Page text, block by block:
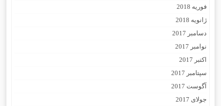
فوریه 2018
ژانویه 2018
دسامبر 2017
نوامبر 2017
اکتبر 2017
سپتامبر 2017
آگوست 2017
جولای 2017